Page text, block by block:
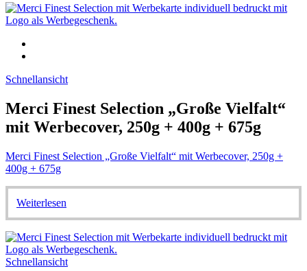
Schnellansicht
Merci Finest Selection „Große Vielfalt“
mit Werbecover, 250g + 400g + 675g
Merci Finest Selection „Große Vielfalt“ mit Werbecover, 250g +
400g + 675g
Weiterlesen
Schnellansicht